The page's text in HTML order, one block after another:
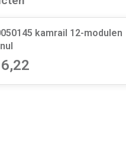
kamrail 12-modulen